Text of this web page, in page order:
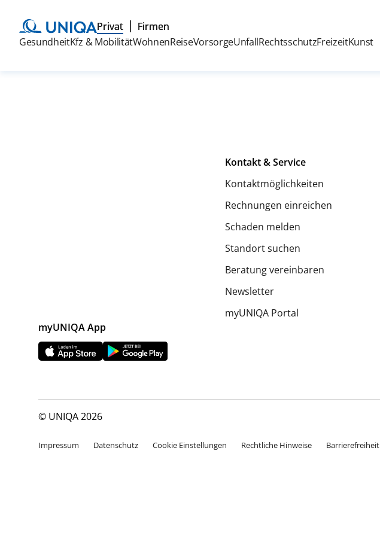
Privat Firmen
GesundheitKfz & MobilitätWohnenReiseVorsorgeUnfallRechtsschutzFreizeitKunst
Kontakt & Service
Kontaktmöglichkeiten
Rechnungen einreichen
Schaden melden
Standort suchen
Beratung vereinbaren
Newsletter
myUNIQA Portal
myUNIQA App
© UNIQA 2026
Impressum Datenschutz Cookie Einstellungen Rechtliche Hinweise Barrierefreiheit